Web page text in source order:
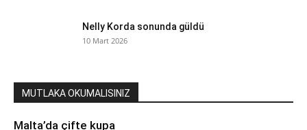
Nelly Korda sonunda güldü
10 Mart 2026
MUTLAKA OKUMALISINIZ
Malta’da çifte kupa